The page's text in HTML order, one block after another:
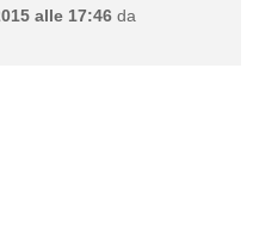
alle 17:46 da